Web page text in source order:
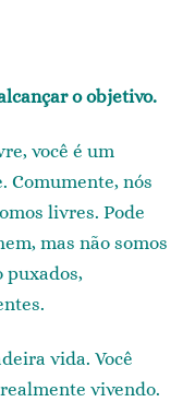
o objetivo.
você é um
Comumente, nós
livres. Pode
mas não somos
puxados,
vida. Você
vivendo.